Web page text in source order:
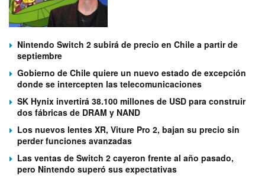
Nintendo Switch 2 subirá de precio en Chile a partir de
septiembre
Gobierno de Chile quiere un nuevo estado de excepción
donde se intercepten las telecomunicaciones
SK Hynix invertirá 38.100 millones de USD para construir
dos fábricas de DRAM y NAND
Los nuevos lentes XR, Viture Pro 2, bajan su precio sin
perder funciones avanzadas
Las ventas de Switch 2 cayeron frente al año pasado,
pero Nintendo superó sus expectativas